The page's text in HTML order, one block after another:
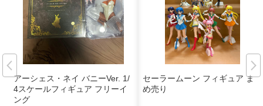
アーシェス・ネイ バニーVer. 1/
4スケールフィギュア フリーイ
ング
セーラームーン フィギュア まと
め売り